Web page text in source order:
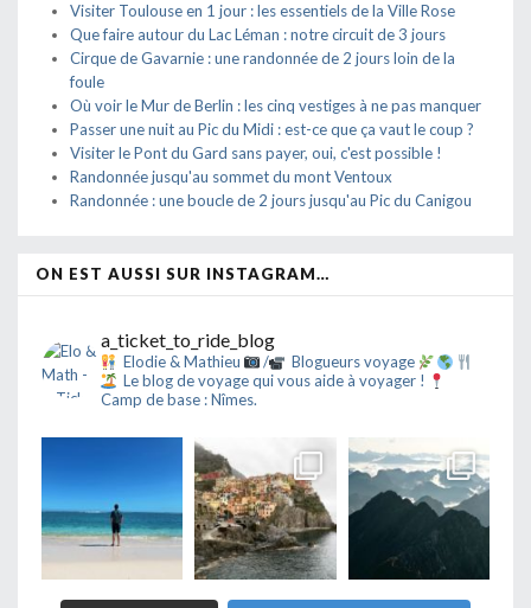
Visiter Toulouse en 1 jour : les essentiels de la Ville Rose
Que faire autour du Lac Léman : notre circuit de 3 jours
Cirque de Gavarnie : une randonnée de 2 jours loin de la
foule
Où voir le Mur de Berlin : les cinq vestiges à ne pas manquer
Passer une nuit au Pic du Midi : est-ce que ça vaut le coup ?
Visiter le Pont du Gard sans payer, oui, c'est possible !
Randonnée jusqu'au sommet du mont Ventoux
Randonnée : une boucle de 2 jours jusqu'au Pic du Canigou
ON EST AUSSI SUR INSTAGRAM…
a_ticket_to_ride_blog
Elodie & Mathieu /
Blogueurs voyage
Le blog de voyage qui vous aide à voyager !
Camp de base : Nîmes.